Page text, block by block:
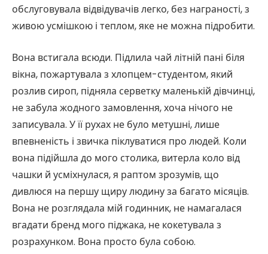
обслуговувала відвідувачів легко, без награності, з
живою усмішкою і теплом, яке не можна підробити.
Вона встигала всюди. Підлила чай літній пані біля
вікна, пожартувала з хлопцем-студентом, який
розлив сироп, підняла серветку маленькій дівчинці,
не забула жодного замовлення, хоча нічого не
записувала. У її рухах не було метушні, лише
впевненість і звичка піклуватися про людей. Коли
вона підійшла до мого столика, витерла коло від
чашки й усміхнулася, я раптом зрозумів, що
дивлюся на першу щиру людину за багато місяців.
Вона не розглядала мій годинник, не намагалася
вгадати бренд мого піджака, не кокетувала з
розрахунком. Вона просто була собою.